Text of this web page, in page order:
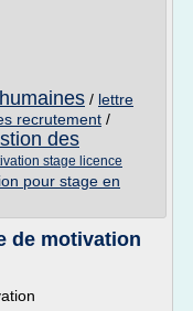
/ lettre
recrutement /
des
stage licence
pour stage en
de motivation